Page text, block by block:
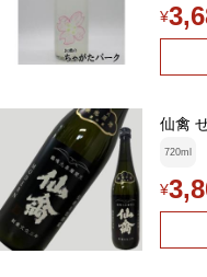
¥
仙禽
720ml
¥